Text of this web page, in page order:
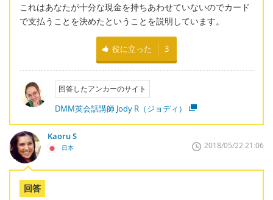
これはあなたが十分な現金を持ちあわせていないのでカード
で支払うことを決めたということを説明しています。
役に立った 3
回答したアンカーのサイト
DMM英会話講師 Jody R（ジョディ）
Kaoru S
日本 2018/05/22 21:06
回答